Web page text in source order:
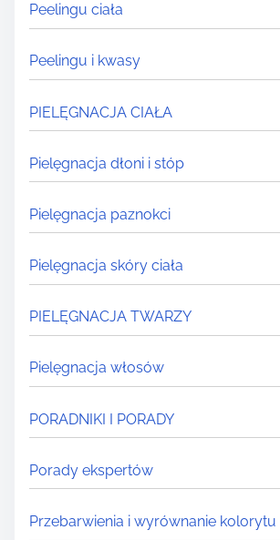
Peelingu ciała
Peelingu i kwasy
PIELĘGNACJA CIAŁA
Pielęgnacja dłoni i stóp
Pielęgnacja paznokci
Pielęgnacja skóry ciała
PIELĘGNACJA TWARZY
Pielęgnacja włosów
PORADNIKI I PORADY
Porady ekspertów
Przebarwienia i wyrównanie kolorytu